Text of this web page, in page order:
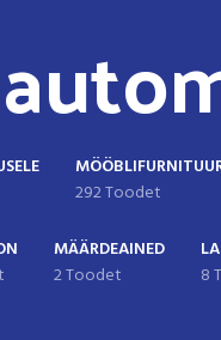
292 Toodet
MÄÄRDEAINED
2 Toodet
8